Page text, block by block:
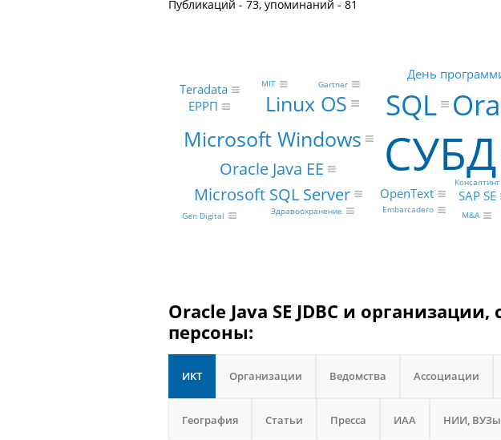
Публикаций - 73, упоминаний - 81
СУБД
SQL
Linux OS
Microsoft Windows
Oracle Java EE
Microsoft SQL Server
OpenText SAP SE
Teradata
ЕРРП
День
Gen Digital
Embarcadero
Здравоохранение
Консалтинг
M&A
Gartner
MIT
Oracle Java SE JDBC и
персоны:
ИКТ Организации Ведомства Ассоциации
География Статьи Пресса ИАА НИИ, ВУЗы